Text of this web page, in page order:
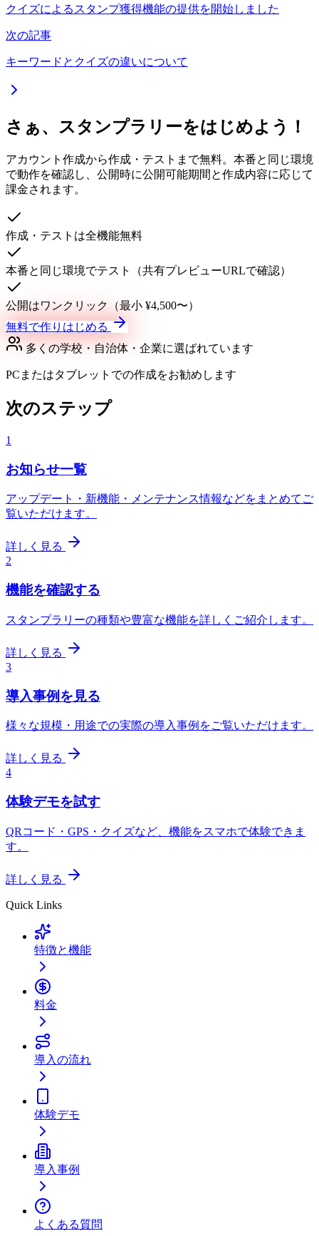
クイズによるスタンプ獲得機能の提供を開始しました
次の記事
キーワードとクイズの違いについて
さぁ、スタンプラリーをはじめよう！
アカウント作成から作成・テストまで無料。本番と同じ環境
で動作を確認し、公開時に公開可能期間と作成内容に応じて
課金されます。
作成・テストは全機能無料
本番と同じ環境でテスト（共有プレビューURLで確認）
公開はワンクリック（最小 ¥4,500〜）
無料で作りはじめる
多くの学校・自治体・企業に選ばれています
PCまたはタブレットでの作成をお勧めします
次のステップ
1
お知らせ一覧
アップデート・新機能・メンテナンス情報などをまとめてご
覧いただけます。
詳しく見る
2
機能を確認する
スタンプラリーの種類や豊富な機能を詳しくご紹介します。
詳しく見る
3
導入事例を見る
様々な規模・用途での実際の導入事例をご覧いただけます。
詳しく見る
4
体験デモを試す
QRコード・GPS・クイズなど、機能をスマホで体験できま
す。
詳しく見る
Quick Links
特徴と機能
料金
導入の流れ
体験デモ
導入事例
よくある質問